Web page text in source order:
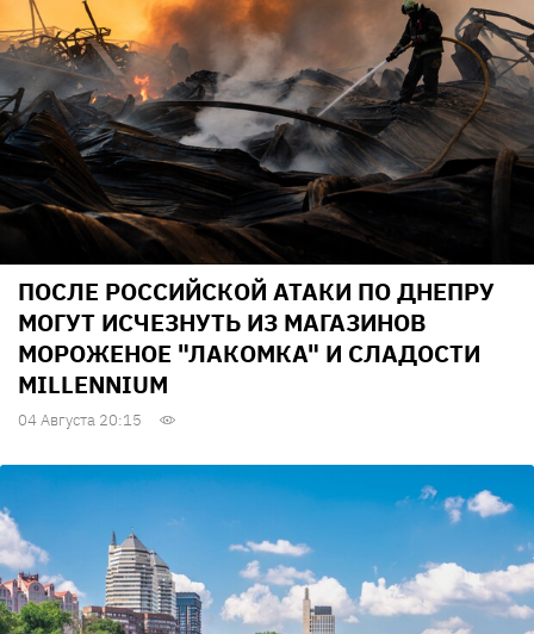
ПОСЛЕ РОССИЙСКОЙ АТАКИ ПО ДНЕПРУ
МОГУТ ИСЧЕЗНУТЬ ИЗ МАГАЗИНОВ
МОРОЖЕНОЕ "ЛАКОМКА" И СЛАДОСТИ
MILLENNIUM
04 Августа 20:15